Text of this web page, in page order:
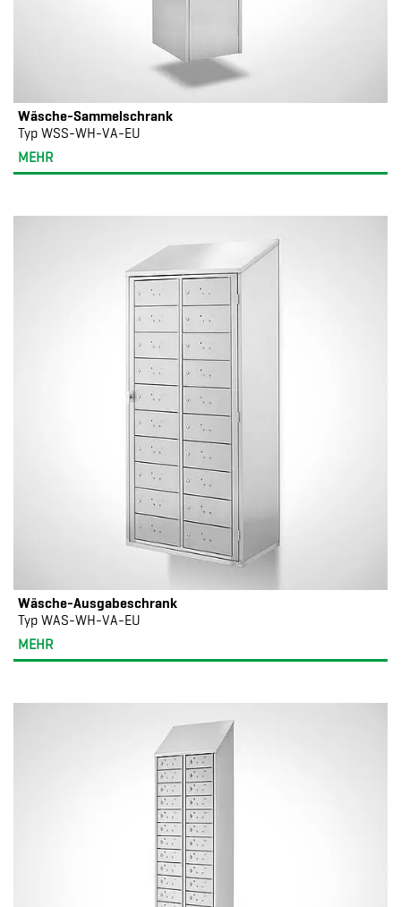
Wäsche-Sammelschrank
Typ WSS-WH-VA-EU
MEHR
Wäsche-Ausgabeschrank
Typ WAS-WH-VA-EU
MEHR